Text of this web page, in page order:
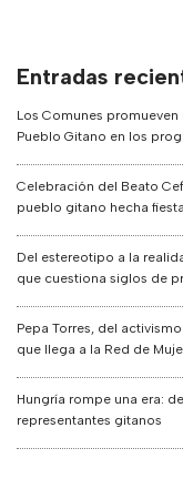
Entradas
Los Comunes
Pueblo Gitano en los
Celebración del Beato
pueblo gitano hecha fiesta
Del estereotipo a la
que cuestiona siglos de
Pepa Torres, del
que llega a la Red de
Hungría rompe una era:
representantes gitanos